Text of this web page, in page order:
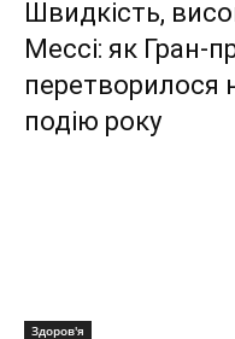
Швидкість,
Мессі: як Гран-
перетворилося
подію року
Здоров'я